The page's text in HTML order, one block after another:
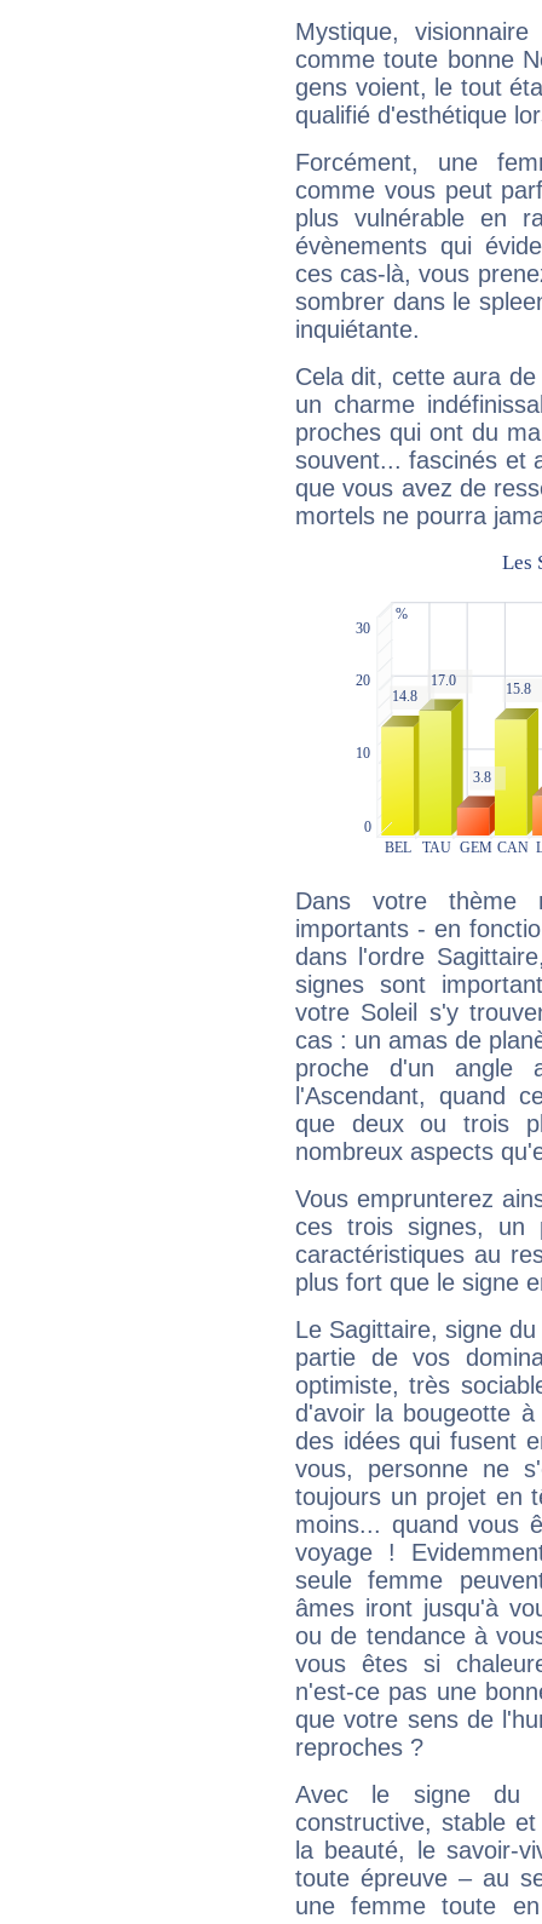
Mystique,
comme toute bonne
gens voient, le tout
qualifié d'esthétique
Forcément, une
comme vous peut
plus vulnérable en
évènements qui
ces cas-là, vous
sombrer dans le
inquiétante.
Cela dit, cette aura
un charme
proches qui ont du
souvent... fascinés et
que vous avez de
mortels ne pourra
Dans votre thème
importants - en
dans l'ordre
signes sont
votre Soleil s'y
cas : un amas de
proche d'un
l'Ascendant, quand
que deux ou trois
nombreux aspects
Vous emprunterez
ces trois signes, un
caractéristiques au
plus fort que le signe
Le Sagittaire, signe
partie de vos
optimiste, très
d'avoir la bougeotte
des idées qui fusent
vous, personne ne
toujours un projet en
moins... quand vous
voyage !
seule femme
âmes iront jusqu'à
ou de tendance à
vous êtes si
n'est-ce pas une
que votre sens de
reproches ?
Avec le signe du
constructive, stable
la beauté, le savoir-
toute épreuve – au
une femme toute